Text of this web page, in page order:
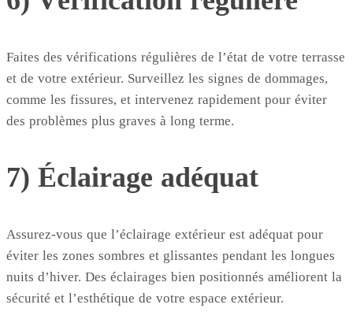
Faites des vérifications régulières de l’état de votre terrasse
et de votre extérieur. Surveillez les signes de dommages,
comme les fissures, et intervenez rapidement pour éviter
des problèmes plus graves à long terme.
7) Éclairage adéquat
Assurez-vous que l’éclairage extérieur est adéquat pour
éviter les zones sombres et glissantes pendant les longues
nuits d’hiver. Des éclairages bien positionnés améliorent la
sécurité et l’esthétique de votre espace extérieur.